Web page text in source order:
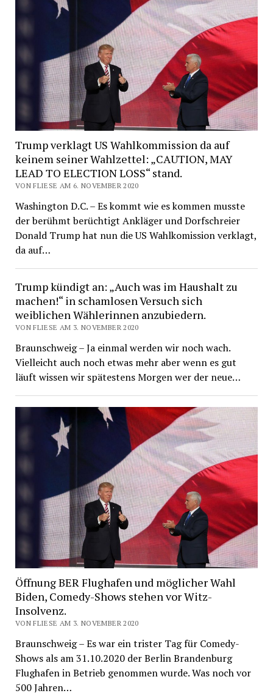
Trump verklagt US Wahlkommission da auf
keinem seiner Wahlzettel: „CAUTION, MAY
LEAD TO ELECTION LOSS“ stand.
VON FLIESE AM 6. NOVEMBER 2020
Washington D.C. – Es kommt wie es kommen musste
der berühmt berüchtigt Ankläger und Dorfschreier
Donald Trump hat nun die US Wahlkomission verklagt,
da auf…
Trump kündigt an: „Auch was im Haushalt zu
machen!“ in schamlosen Versuch sich
weiblichen Wählerinnen anzubiedern.
VON FLIESE AM 3. NOVEMBER 2020
Braunschweig – Ja einmal werden wir noch wach.
Vielleicht auch noch etwas mehr aber wenn es gut
läuft wissen wir spätestens Morgen wer der neue…
Öffnung BER Flughafen und möglicher Wahl
Biden, Comedy-Shows stehen vor Witz-
Insolvenz.
VON FLIESE AM 3. NOVEMBER 2020
Braunschweig – Es war ein trister Tag für Comedy-
Shows als am 31.10.2020 der Berlin Brandenburg
Flughafen in Betrieb genommen wurde. Was noch vor
500 Jahren…